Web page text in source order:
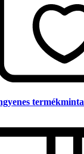
termékminta